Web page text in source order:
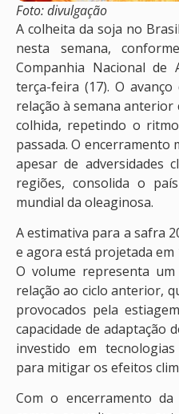
Foto: divulgação
A colheita da soja no
nesta semana,
Companhia Nacional de
terça-feira (17). O
relação à semana anterior
colhida, repetindo o
passada. O encerramento
apesar de adversidades
regiões, consolida o
mundial da oleaginosa.
A estimativa para a safra
e agora está projetada em
O volume representa
relação ao ciclo anterior,
provocados pela
capacidade de adaptação
investido em
para mitigar os efeitos
Com o encerramento